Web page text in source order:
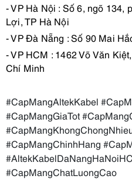
- VP Hà Nội : Số 6, ngõ
Lợi, TP Hà Nội
- VP Đà Nẵng : Số 90 Mai
- VP HCM : 1462 Võ Văn
Chí Minh
#CapMangAltekKabel
#CapMangGiaTot
#CapMangChinhHang
#CapMangChatLuongCao